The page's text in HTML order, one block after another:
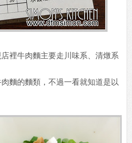
裡牛肉麵主要走川味系、清燉系
麵的麵類，不過一看就知道是以